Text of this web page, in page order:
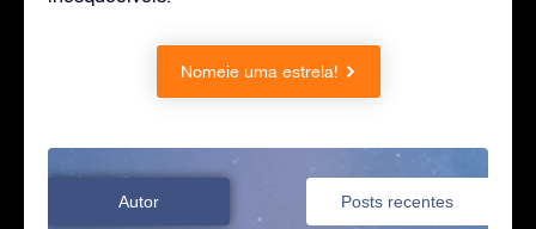
Nomeie uma estrela!
Autor Posts recentes